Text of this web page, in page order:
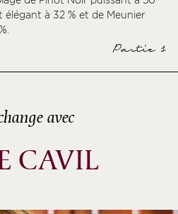
à 32 % et de Meunier
Partie 1
avec
CAVIL